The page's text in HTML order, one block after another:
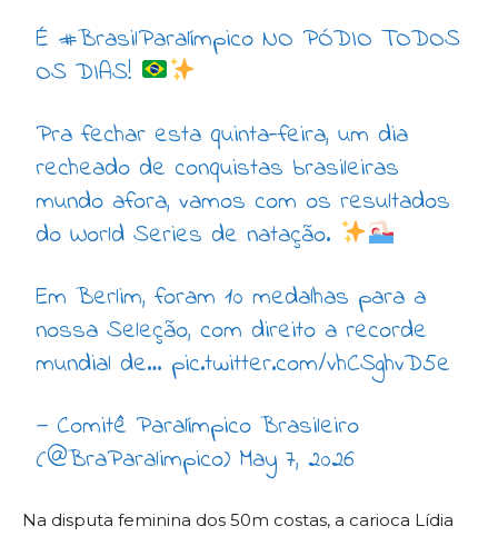
É #BrasilParalímpico NO PÓDIO TODOS
OS DIAS!
Pra fechar esta quinta-feira, um dia
recheado de conquistas brasileiras
mundo afora, vamos com os resultados
do World Series de natação.
Em Berlim, foram 10 medalhas para a
nossa Seleção, com direito a recorde
mundial de… pic.twitter.com/vhCSghvD5e
— Comitê Paralímpico Brasileiro
(@BraParalimpico) May 7, 2026
Na disputa feminina dos 50m costas, a carioca Lídia